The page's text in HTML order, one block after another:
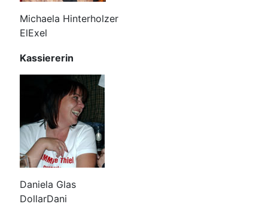
Michaela Hinterholzer
ElExel
Kassiererin
Daniela Glas
DollarDani